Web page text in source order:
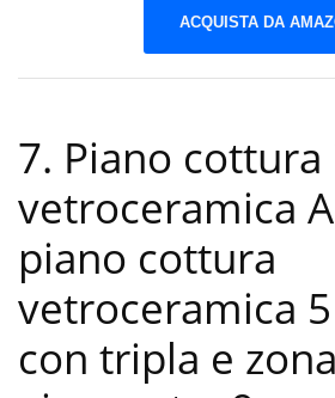
ACQUISTA DA
7. Piano cottura
vetroceramica
piano cottura
vetroceramica
con tripla e zona